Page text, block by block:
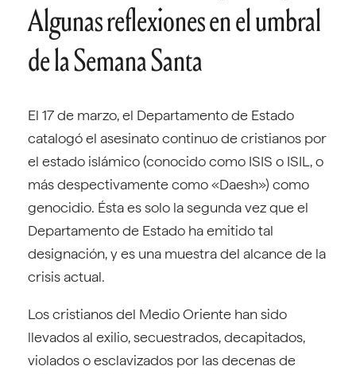
Algunas reflexiones en el umbral
de la Semana Santa
El 17 de marzo, el Departamento de Estado
catalogó el asesinato continuo de cristianos por
el estado islámico (conocido como ISIS o ISIL, o
más despectivamente como «Daesh») como
genocidio. Ésta es solo la segunda vez que el
Departamento de Estado ha emitido tal
designación, y es una muestra del alcance de la
crisis actual.
Los cristianos del Medio Oriente han sido
llevados al exilio, secuestrados, decapitados,
violados o esclavizados por las decenas de